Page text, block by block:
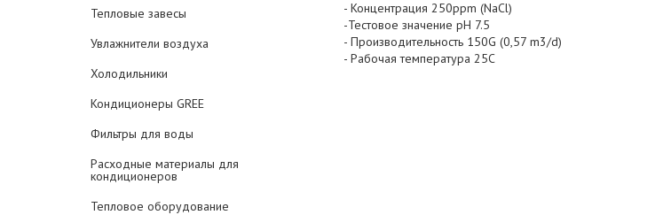
Тепловые завесы
Увлажнители воздуха
Холодильники
Кондиционеры GREE
Фильтры для воды
Расходные материалы для
кондиционеров
Тепловое оборудование
- Концентрация 250ppm (NaCl)
-Тестовое значение pH 7.5
- Производительность 150G (0,57 m3/d)
- Рабочая температура 25C